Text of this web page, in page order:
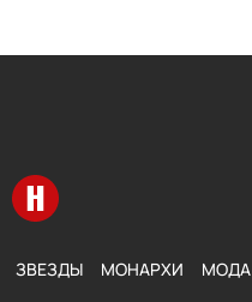
Перейти на главную
ЗВЕЗДЫ МОНАРХИ МОДА